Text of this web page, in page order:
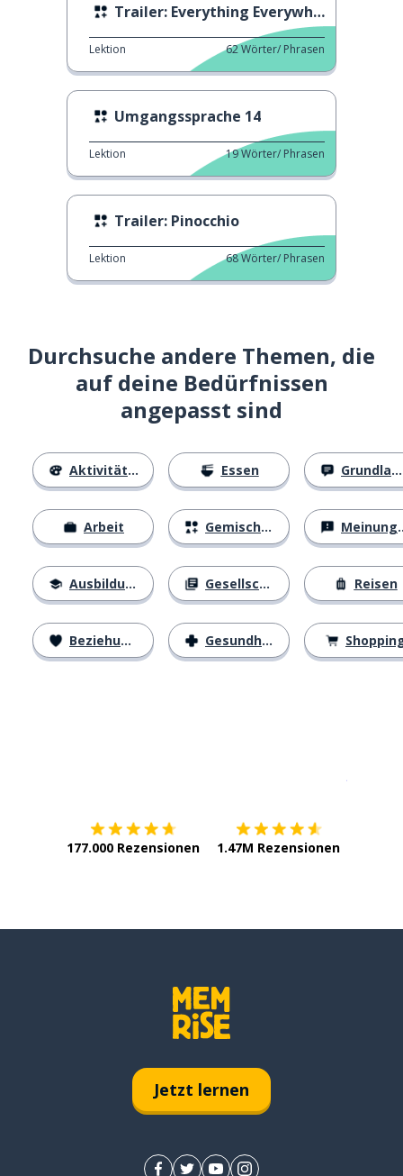
Trailer: Everything Everywhere All at Once
Lektion 62Wörter/ Phrasen
Umgangssprache 14
Lektion 19Wörter/ Phrasen
Trailer: Pinocchio
Lektion 68Wörter/ Phrasen
Durchsuche andere Themen, die
auf deine Bedürfnissen
angepasst sind
Aktivitäten
Arbeit
Ausbildung
Beziehungen
Essen
Gemischtes
Gesellschaft
Gesundheit
Grundlagen
Meinungen
Reisen
177.000 Rezensionen 1.47M Rezensionen
Jetzt lernen